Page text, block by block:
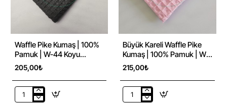
Gri
Waffle Pike Kumaş | 100%
Pamuk | W-44 Koyu
Antrasit
205,00₺
Waffle
Büyük Kareli Waffle Pike
Kumaş | 100% Pamuk | W-
23 Açık Pembe
215,00₺
Büyük